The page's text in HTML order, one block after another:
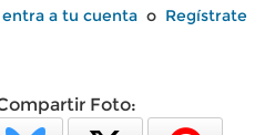
entra a tu cuenta o Regístrate
Foto: